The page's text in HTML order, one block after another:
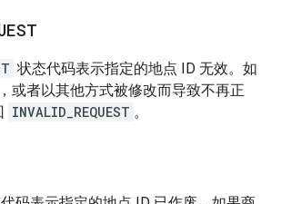
状态代码表示指定的地点 ID 无效。如
或者以其他方式被修改而导致不再正
INVALID_REQUEST 。